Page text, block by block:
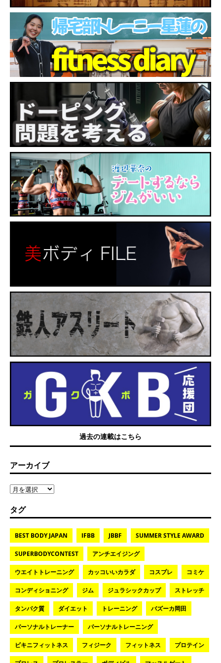
過去の連載はこちら
アーカイブ
タグ
BEST BODY JAPAN IFBB JBBF SUMMER STYLE AWARD
SUPERBODYCONTEST アンチエイジング
ウエイトトレーニング カッコいいカラダ コスプレ コミケ
コンディショニング ジム ジュラシックカップ ストレッチ
タンパク質 ダイエット トレーニング バズーカ岡田
パーソナルトレーナー パーソナルトレーニング
ビキニフィットネス フィジーク フィットネス プロテイン